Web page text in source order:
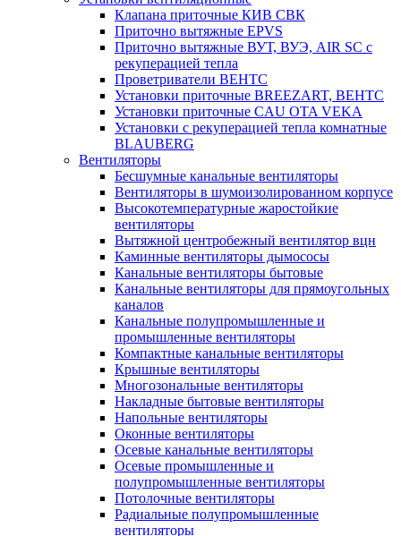
Клапана приточные КИВ СВК
Приточно вытяжные EPVS
Приточно вытяжные ВУТ, ВУЭ, AIR SC с
рекуперацией тепла
Проветриватели ВЕНТС
Установки приточные BREEZART, ВЕНТС
Установки приточные CAU OTA VEKA
Установки с рекуперацией тепла комнатные
BLAUBERG
Вентиляторы
Бесшумные канальные вентиляторы
Вентиляторы в шумоизолированном корпусе
Высокотемпературные жаростойкие
вентиляторы
Вытяжной центробежный вентилятор вцн
Каминные вентиляторы дымососы
Канальные вентиляторы бытовые
Канальные вентиляторы для прямоугольных
каналов
Канальные полупромышленные и
промышленные вентиляторы
Компактные канальные вентиляторы
Крышные вентиляторы
Многозональные вентиляторы
Накладные бытовые вентиляторы
Напольные вентиляторы
Оконные вентиляторы
Осевые канальные вентиляторы
Осевые промышленные и
полупромышленные вентиляторы
Потолочные вентиляторы
Радиальные полупромышленные
вентиляторы